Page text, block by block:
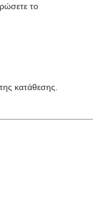
το
κατάθεσης.